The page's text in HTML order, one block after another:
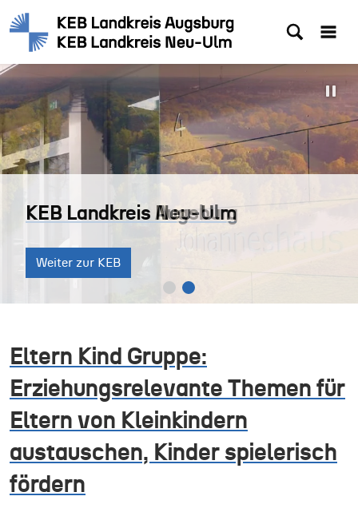
KEB Landkreis Augsburg
Weiter zur KEB
KEB Landkreis Neu-Ulm
Weiter zur KEB
KEB Landkreis Augsburg
Weiter zur KEB
KEB Landkreis Neu-Ulm
Weiter zur KEB
Eltern Kind Gruppe:
Erziehungsrelevante Themen für
Eltern von Kleinkindern
austauschen, Kinder spielerisch
fördern